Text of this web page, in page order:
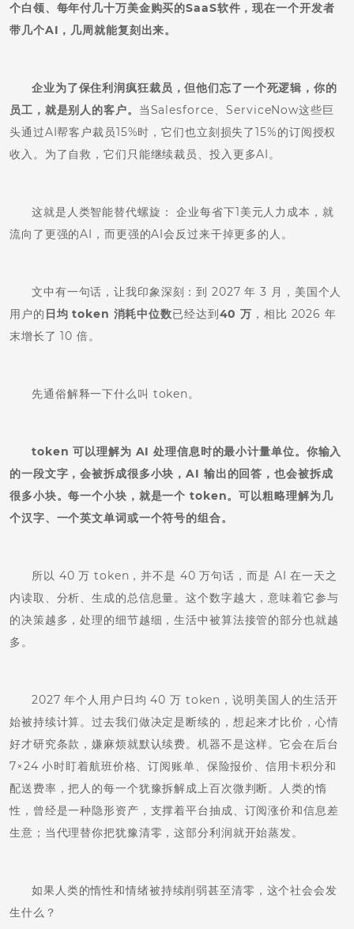
个白领、每年付几十万美金购买的SaaS软件，现在一个开发者
带几个AI，几周就能复刻出来。
企业为了保住利润疯狂裁员，但他们忘了一个死逻辑，你的
员工，就是别人的客户。 当Salesforce、ServiceNow这些巨
头通过AI帮客户裁员15%时，它们也立刻损失了15%的订阅授权
收入。为了自救，它们只能继续裁员、投入更多AI。
这就是人类智能替代螺旋： 企业每省下1美元人力成本，就
流向了更强的AI，而更强的AI会反过来干掉更多的人。
文中有一句话，让我印象深刻：到 2027 年 3 月，美国个人
用户的 日均 token 消耗中位数已经达到40 万 ，相比 2026 年
末增长了 10 倍。
先通俗解释一下什么叫 token。
token 可以理解为 AI 处理信息时的最小计量单位。你输入
的一段文字，会被拆成很多小块，AI 输出的回答，也会被拆成
很多小块。每一个小块，就是一个 token。可以粗略理解为几
个汉字、一个英文单词或一个符号的组合。
所以 40 万 token，并不是 40 万句话，而是 AI 在一天之
内读取、分析、生成的总信息量。这个数字越大，意味着它参与
的决策越多，处理的细节越细，生活中被算法接管的部分也就越
多。
2027 年个人用户日均 40 万 token，说明美国人的生活开
始被持续计算。过去我们做决定是断续的，想起来才比价，心情
好才研究条款，嫌麻烦就默认续费。机器不是这样。它会在后台
7×24 小时盯着航班价格、订阅账单、保险报价、信用卡积分和
配送费率，把人的每一个犹豫拆解成上百次微判断。人类的惰
性，曾经是一种隐形资产，支撑着平台抽成、订阅涨价和信息差
生意；当代理替你把犹豫清零，这部分利润就开始蒸发。
如果人类的惰性和情绪被持续削弱甚至清零，这个社会会发
生什么？